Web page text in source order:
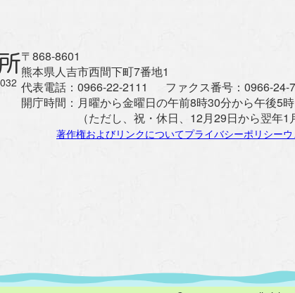
〒868-8601
熊本県人吉市西間下町7番地1
代表電話： 0966-22-2111 ファクス番号： 0966-24-
開庁時間： 月曜から金曜日の午前8時30分から午後5
（ただし、祝・休日、12月29日から翌年1
著作権およびリンクについてプライバシーポリシー